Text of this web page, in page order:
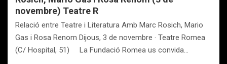
novembre) Teatre R
Relació entre Teatre i Literatura Amb Marc Rosich, Mario
Gas i Rosa Renom Dijous, 3 de novembre · Teatre Romea
(C/ Hospital, 51) La Fundació Romea us convida…